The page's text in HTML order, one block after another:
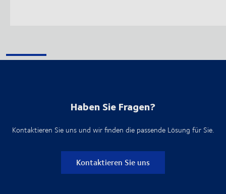
Haben Sie Fragen?
Kontaktieren Sie uns und wir finden die passende Lösung für Sie.
Kontaktieren Sie uns